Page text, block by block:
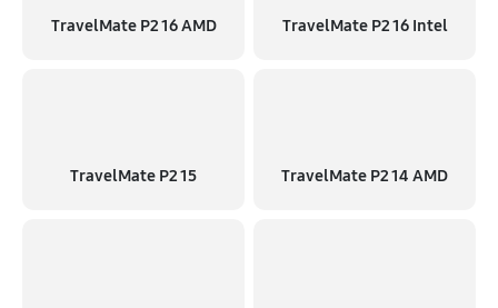
TravelMate P2 16 AMD TravelMate P2 16 Intel
TravelMate P2 15 TravelMate P2 14 AMD